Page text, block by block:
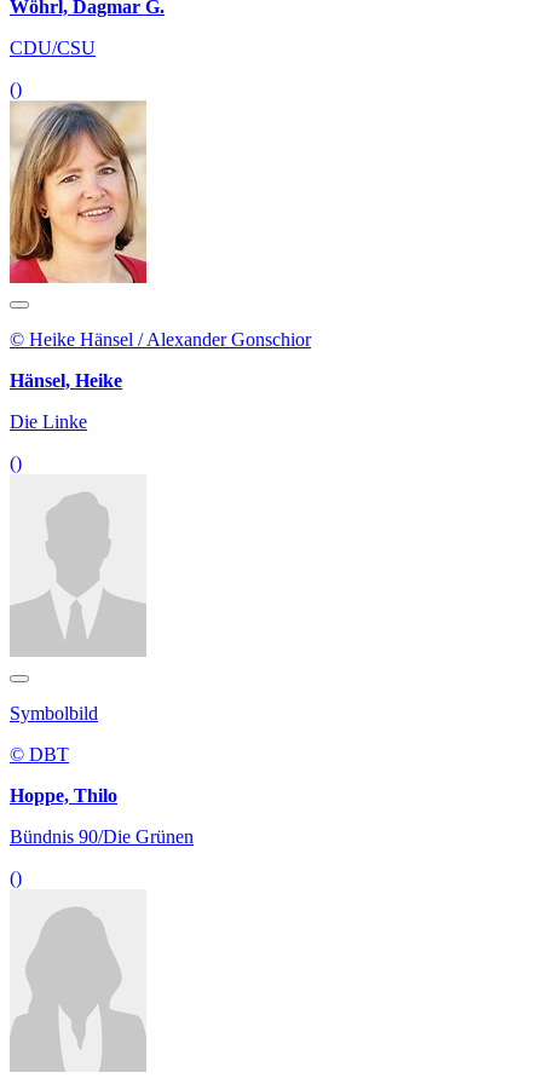
Wöhrl, Dagmar G.
CDU/CSU
()
© Heike Hänsel / Alexander Gonschior
Hänsel, Heike
Die Linke
()
Symbolbild
© DBT
Hoppe, Thilo
Bündnis 90/Die Grünen
()